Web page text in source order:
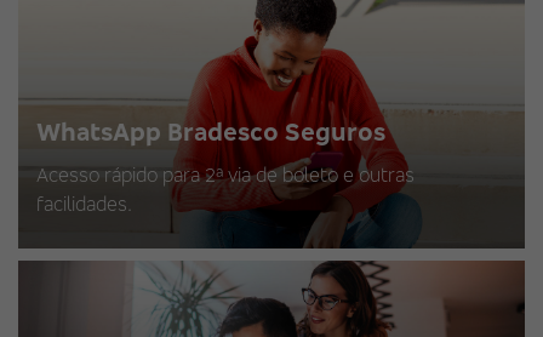
WhatsApp Bradesco Seguros
Acesso rápido para 2ª via de boleto e outras
facilidades.